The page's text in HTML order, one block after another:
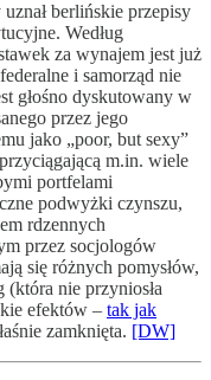
berlińskie przepisy
Według
za wynajem jest już
i samorząd nie
głośno dyskutowany w
przez jego
jako „poor, but sexy”
m.in. wiele
portfelami
podwyżki czynszu,
rdzennych
przez socjologów
się różnych pomysłów,
(która nie przyniosła
efektów – tak jak
zamknięta. [DW]